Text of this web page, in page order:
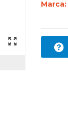
Marca: